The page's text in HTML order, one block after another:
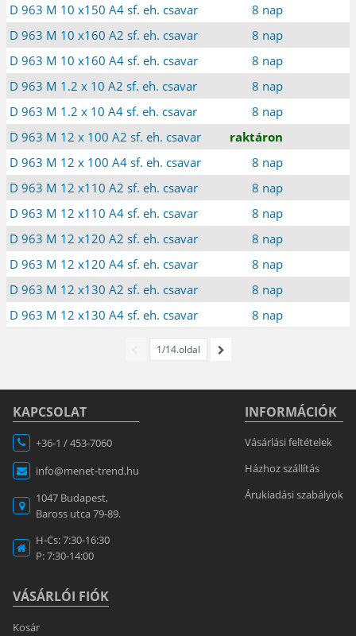
D 963 M 10 x150 A4 sf. eh. csavar
8 nap
D 963 M 10 x160 A2 sf. eh. csavar
8 nap
D 963 M 10 x160 A4 sf. eh. csavar
8 nap
D 963 M 1.2 x 10 A2 sf. eh. csavar
8 nap
D 963 M 1.2 x 10 A4 sf. eh. csavar
8 nap
D 963 M 12 x 100 A2 sf. eh. csavar
raktáron
D 963 M 12 x 100 A4 sf. eh. csavar
8 nap
D 963 M 12 x110 A2 sf. eh. csavar
8 nap
D 963 M 12 x110 A4 sf. eh. csavar
8 nap
D 963 M 12 x120 A2 sf. eh. csavar
8 nap
D 963 M 12 x120 A4 sf. eh. csavar
8 nap
D 963 M 12 x130 A2 sf. eh. csavar
8 nap
D 963 M 12 x130 A4 sf. eh. csavar
8 nap
1/14.oldal
KAPCSOLAT
+36-1 / 453-7060
info@menet-trend.hu
1047 Budapest,
Baross utca 79-89.
H-Cs: 7:30-16:30
P: 7:30-14:00
VÁSÁRLÓI FIÓK
Kosár
INFORMÁCIÓK
Vásárlási feltételek
Házhoz szállítás
Árukiadási szabályok